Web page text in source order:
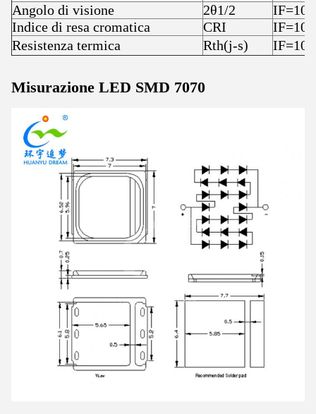
Angolo di visione
2θ1/2
Indice di resa cromatica
CRI
Resistenza termica
Rth(j-s)
Misurazione LED SMD 7070